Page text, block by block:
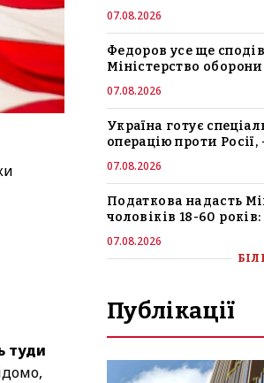
туди
07.08.2026
Федоров усе ще
Міністерство оборони
07.08.2026
Україна готує
операцію проти
07.08.2026
Податкова надасть
чоловіків 18-60
07.08.2026
Публікації